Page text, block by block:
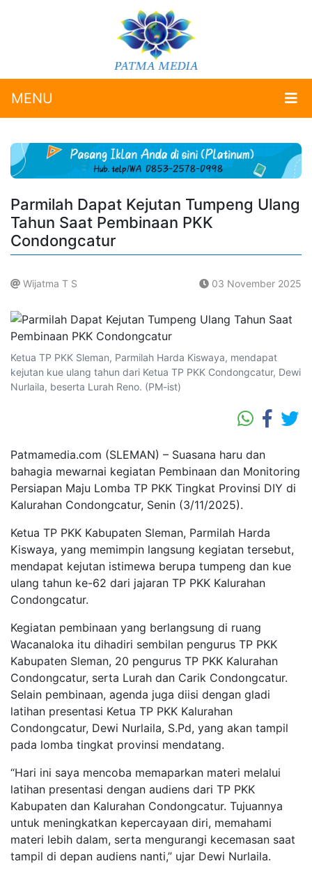
MENU
Parmilah Dapat Kejutan Tumpeng Ulang
Tahun Saat Pembinaan PKK
Condongcatur
Wijatma T S 03 November 2025
Ketua TP PKK Sleman, Parmilah Harda Kiswaya, mendapat
kejutan kue ulang tahun dari Ketua TP PKK Condongcatur, Dewi
Nurlaila, beserta Lurah Reno. (PM-ist)
Patmamedia.com (SLEMAN) – Suasana haru dan
bahagia mewarnai kegiatan Pembinaan dan Monitoring
Persiapan Maju Lomba TP PKK Tingkat Provinsi DIY di
Kalurahan Condongcatur, Senin (3/11/2025).
Ketua TP PKK Kabupaten Sleman, Parmilah Harda
Kiswaya, yang memimpin langsung kegiatan tersebut,
mendapat kejutan istimewa berupa tumpeng dan kue
ulang tahun ke-62 dari jajaran TP PKK Kalurahan
Condongcatur.
Kegiatan pembinaan yang berlangsung di ruang
Wacanaloka itu dihadiri sembilan pengurus TP PKK
Kabupaten Sleman, 20 pengurus TP PKK Kalurahan
Condongcatur, serta Lurah dan Carik Condongcatur.
Selain pembinaan, agenda juga diisi dengan gladi
latihan presentasi Ketua TP PKK Kalurahan
Condongcatur, Dewi Nurlaila, S.Pd, yang akan tampil
pada lomba tingkat provinsi mendatang.
“Hari ini saya mencoba memaparkan materi melalui
latihan presentasi dengan audiens dari TP PKK
Kabupaten dan Kalurahan Condongcatur. Tujuannya
untuk meningkatkan kepercayaan diri, memahami
materi lebih dalam, serta mengurangi kecemasan saat
tampil di depan audiens nanti,” ujar Dewi Nurlaila.